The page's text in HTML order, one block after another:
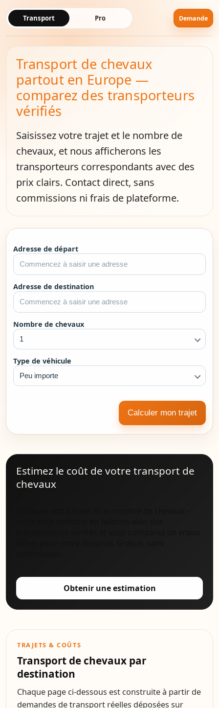
Transport Pro Demande
Transport de chevaux
partout en Europe —
comparez des transporteurs
vérifiés
Saisissez votre trajet et le nombre de
chevaux, et nous afficherons les
transporteurs correspondants avec des
prix clairs. Contact direct, sans
commissions ni frais de plateforme.
Adresse de départ
Adresse de destination
Nombre de chevaux
1
Type de véhicule
Peu importe
Calculer mon trajet
Estimez le coût de votre transport de
chevaux
Obtenir une estimation
TRAJETS & COÛTS
Transport de chevaux par
destination
Chaque page ci-dessous est construite à partir de
demandes de transport réelles déposées sur